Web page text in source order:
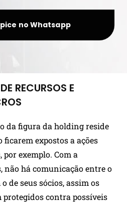
no Whatsapp
RECURSOS E
da figura da holding reside
ficarem expostos a ações
exemplo. Com a
não há comunicação entre o
de seus sócios, assim os
contra possíveis